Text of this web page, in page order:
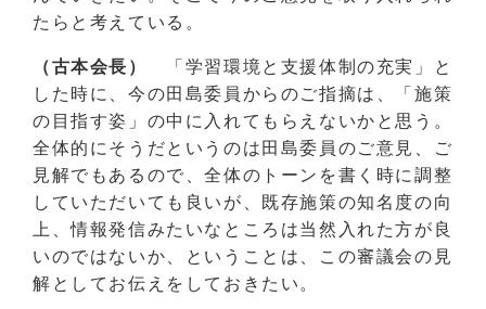
たらと考えている。
（古本会長）
「学習環境と支援体制の充実」と
した時に、今の田島委員からのご指摘は、「施策
の目指す姿」の中に入れてもらえないかと思う。
全体的にそうだというのは田島委員のご意見、ご
見解でもあるので、全体のトーンを書く時に調整
していただいても良いが、既存施策の知名度の向
上、情報発信みたいなところは当然入れた方が良
いのではないか、ということは、この審議会の見
解としてお伝えをしておきたい。